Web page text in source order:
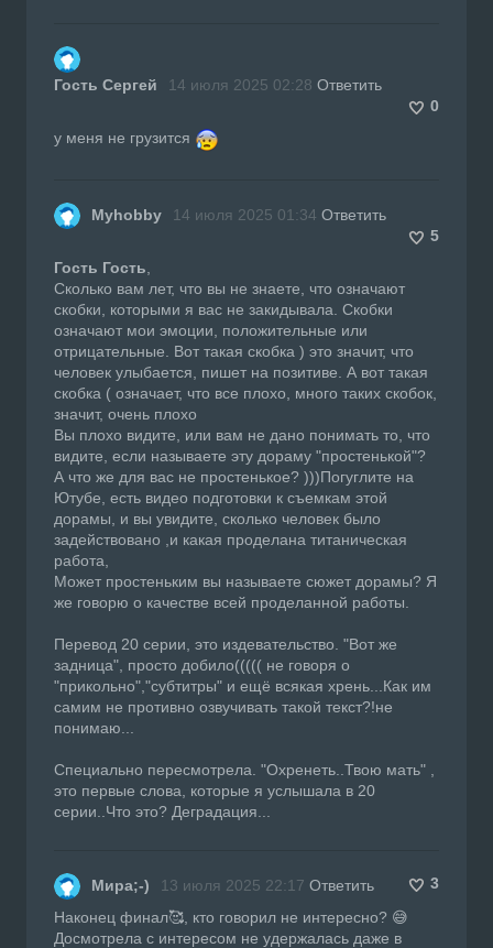
Гость Сергей 14 июля 2025 02:28 Ответить
0
у меня не грузится
Myhobby 14 июля 2025 01:34 Ответить
5
Гость Гость
Сколько вам лет, что вы не знаете, что означают
скобки, которыми я вас не закидывала. Скобки
означают мои эмоции, положительные или
отрицательные. Вот такая скобка ) это значит, что
человек улыбается, пишет на позитиве. А вот такая
скобка ( означает, что все плохо, много таких скобок,
значит, очень плохо
Вы плохо видите, или вам не дано понимать то, что
видите, если называете эту дораму "простенькой"?
А что же для вас не простенькое? )))Погуглите на
Ютубе, есть видео подготовки к съемкам этой
дорамы, и вы увидите, сколько человек было
задействовано ,и какая проделана титаническая
работа,
Может простеньким вы называете сюжет дорамы? Я
же говорю о качестве всей проделанной работы.
Перевод 20 серии, это издевательство. "Вот же
задница", просто добило((((( не говоря о
"прикольно","субтитры" и ещё всякая хрень...Как им
самим не противно озвучивать такой текст?!не
понимаю...
Специально пересмотрела. "Охренеть..Твою мать" ,
это первые слова, которые я услышала в 20
серии..Что это? Деградация...
Мира;-) 13 июля 2025 22:17 Ответить
3
Наконец финал🥰, кто говорил не интересно? 😅
Досмотрела с интересом не удержалась даже в